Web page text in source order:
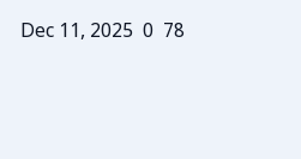
Dec 11, 2025 0 78